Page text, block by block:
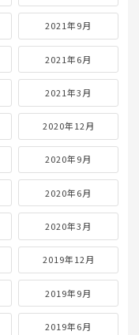
2021年9月
2021年6月
2021年3月
2020年12月
2020年9月
2020年6月
2020年3月
2019年12月
2019年9月
2019年6月